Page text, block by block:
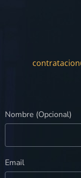
Nombre (Opcional)
Email